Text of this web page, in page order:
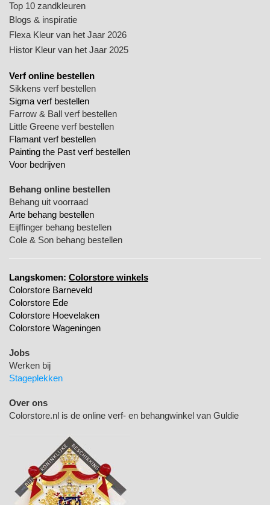
Top 10 zandkleuren
Blogs & inspiratie
Flexa Kleur van het Jaar 2026
Histor Kleur van het Jaar 2025
Verf online bestellen
Sikkens verf bestellen
Sigma verf bestellen
Farrow & Ball verf bestellen
Little Greene verf bestellen
Flamant verf bestellen
Painting the Past verf bestellen
Voor bedrijven
Behang online bestellen
Behang uit voorraad
Arte behang bestellen
Eijffinger behang bestellen
Cole & Son behang bestellen
Langskomen: Colorstore winkels
Colorstore Barneveld
Colorstore Ede
Colorstore Hoevelaken
Colorstore Wageningen
Jobs
Werken bij
Stageplekken
Over ons
Colorstore.nl is de online verf- en behangwinkel van Guldie